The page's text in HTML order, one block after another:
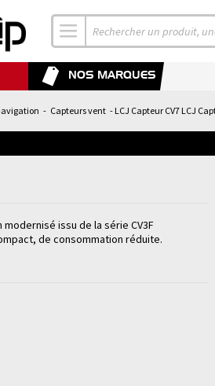
NOS MARQUES
- Capteurs vent - LCJ Capteur CV7 LCJ
issu de la série CV3F
de consommation réduite.